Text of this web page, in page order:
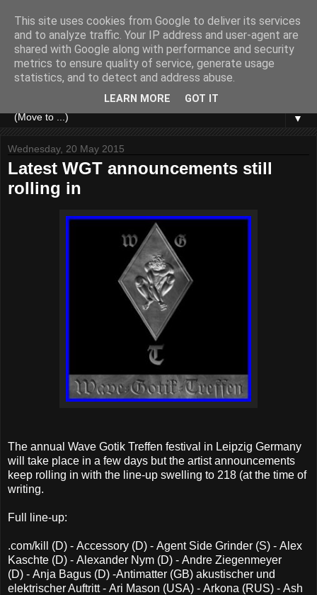
▼
Wednesday, 20 May 2015
Latest WGT announcements still
rolling in
The annual Wave Gotik Treffen festival in Leipzig Germany
will take place in a few days but the artist announcements
keep rolling in with the line-up swelling to 218 (at the time of
writing.
Full line-up:
.com/kill (D) - Accessory (D) - Agent Side Grinder (S) - Alex
Kaschte (D) - Alexander Nym (D) - Andre Ziegenmeyer
(D) - Anja Bagus (D) -Antimatter (GB) akustischer und
elektrischer Auftritt - Ari Mason (USA) - Arkona (RUS) - Ash
This site uses cookies from Google to deliver its services
and to analyze traffic. Your IP address and user-agent are
shared with Google along with performance and security
metrics to ensure quality of service, generate usage
statistics, and to detect and address abuse.
LEARN MORE GOT IT